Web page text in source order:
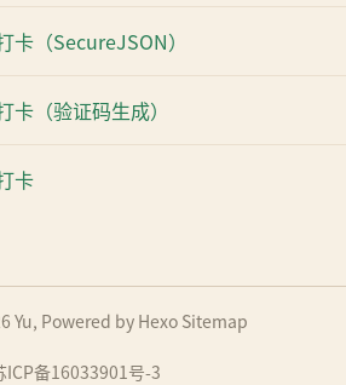
卡（SecureJSON）
卡（验证码生成）
卡
Yu, Powered by Hexo Sitemap
ICP备16033901号-3